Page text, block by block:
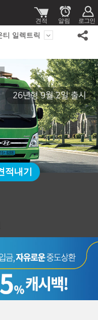
티 일렉트릭
26년형 9월 2일 출시
적내기